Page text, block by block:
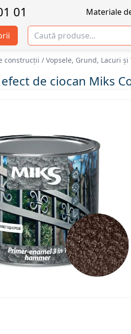
01 Materiale
construcții / Vopsele, Grund, Lacuri
de ciocan Miks